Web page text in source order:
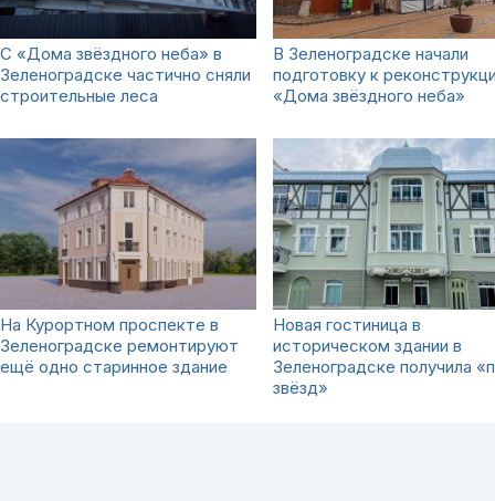
С «Дома звёздного неба» в
Зеленоградске частично сняли
строительные леса
В Зеленоградске начали
подготовку к
«Дома звёздного неба»
На Курортном проспекте в
Зеленоградске ремонтируют
ещё одно старинное здание
Новая гостиница в
историческом здании в
Зеленоградске получила
звёзд»